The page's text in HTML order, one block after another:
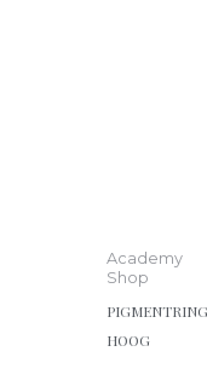
Academy
Shop
HOOG